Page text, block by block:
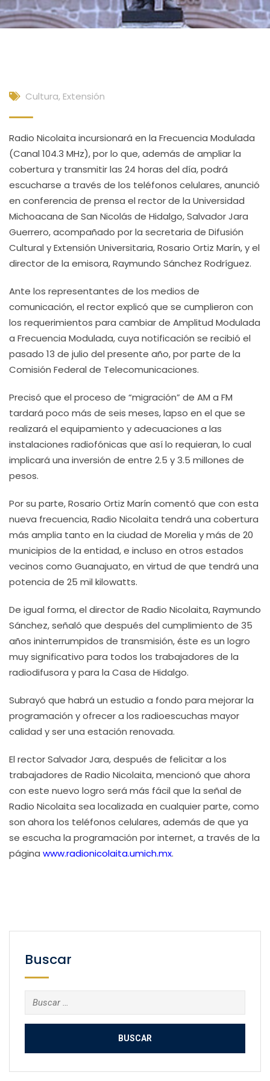
Cultura, Extensión
Radio Nicolaita incursionará en la Frecuencia Modulada
(Canal 104.3 MHz), por lo que, además de ampliar la
cobertura y transmitir las 24 horas del día, podrá
escucharse a través de los teléfonos celulares, anunció
en conferencia de prensa el rector de la Universidad
Michoacana de San Nicolás de Hidalgo, Salvador Jara
Guerrero, acompañado por la secretaria de Difusión
Cultural y Extensión Universitaria, Rosario Ortiz Marín, y el
director de la emisora, Raymundo Sánchez Rodríguez.
Ante los representantes de los medios de
comunicación, el rector explicó que se cumplieron con
los requerimientos para cambiar de Amplitud Modulada
a Frecuencia Modulada, cuya notificación se recibió el
pasado 13 de julio del presente año, por parte de la
Comisión Federal de Telecomunicaciones.
Precisó que el proceso de “migración” de AM a FM
tardará poco más de seis meses, lapso en el que se
realizará el equipamiento y adecuaciones a las
instalaciones radiofónicas que así lo requieran, lo cual
implicará una inversión de entre 2.5 y 3.5 millones de
pesos.
Por su parte, Rosario Ortiz Marín comentó que con esta
nueva frecuencia, Radio Nicolaita tendrá una cobertura
más amplia tanto en la ciudad de Morelia y más de 20
municipios de la entidad, e incluso en otros estados
vecinos como Guanajuato, en virtud de que tendrá una
potencia de 25 mil kilowatts.
De igual forma, el director de Radio Nicolaita, Raymundo
Sánchez, señaló que después del cumplimiento de 35
años ininterrumpidos de transmisión, éste es un logro
muy significativo para todos los trabajadores de la
radiodifusora y para la Casa de Hidalgo.
Subrayó que habrá un estudio a fondo para mejorar la
programación y ofrecer a los radioescuchas mayor
calidad y ser una estación renovada.
El rector Salvador Jara, después de felicitar a los
trabajadores de Radio Nicolaita, mencionó que ahora
con este nuevo logro será más fácil que la señal de
Radio Nicolaita sea localizada en cualquier parte, como
son ahora los teléfonos celulares, además de que ya
se escucha la programación por internet, a través de la
página www.radionicolaita.umich.mx.
Buscar
Buscar: